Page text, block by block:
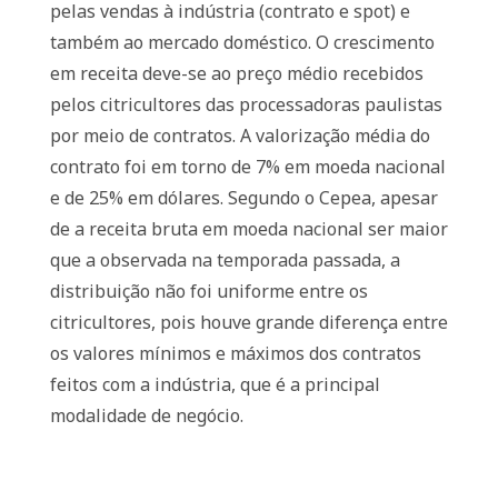
pelas vendas à indústria (contrato e spot) e
também ao mercado doméstico. O crescimento
em receita deve-se ao preço médio recebidos
pelos citricultores das processadoras paulistas
por meio de contratos. A valorização média do
contrato foi em torno de 7% em moeda nacional
e de 25% em dólares. Segundo o Cepea, apesar
de a receita bruta em moeda nacional ser maior
que a observada na temporada passada, a
distribuição não foi uniforme entre os
citricultores, pois houve grande diferença entre
os valores mínimos e máximos dos contratos
feitos com a indústria, que é a principal
modalidade de negócio.